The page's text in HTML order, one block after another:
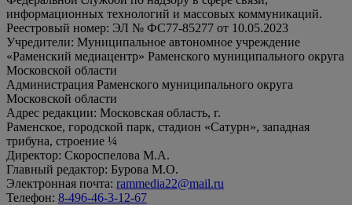
информационных технологий и массовых коммуникаций.
Реестровый номер: ЭЛ № ФС77-85277 от 10.05.2023
Учредители: Муниципальное автономное учреждение
«Раменский медиацентр» Раменского муниципального округа
Московской области
Администрация Раменского муниципального округа
Московской области
Адрес редакции: Московская область, г.
Раменское, городской парк, стадион «Сатурн», западная
трибуна, строение ¼
Директор: Скороспелова М.А.
Главный редактор: Бурова М.О.
Электронная почта: rammedia22@mail.ru
Телефон: 8-496-46-3-12-67